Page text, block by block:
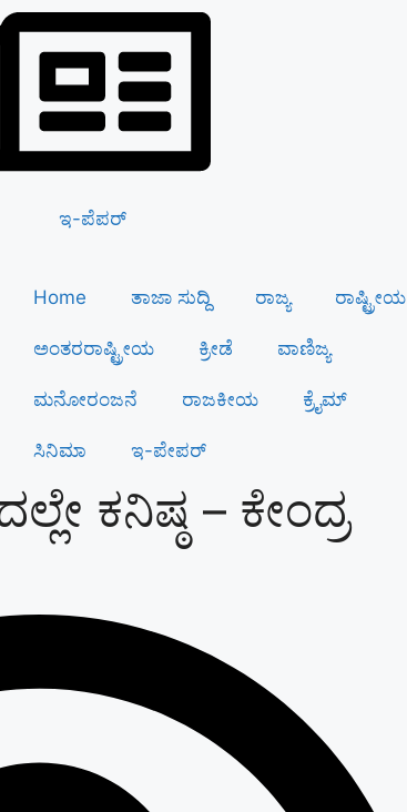
ಇ-ಪೆಪರ್
Home ತಾಜಾ ಸುದ್ದಿ ರಾಜ್ಯ ರಾಷ್ಟ್ರೀಯ
ಅಂತರರಾಷ್ಟ್ರೀಯ ಕ್ರೀಡೆ ವಾಣಿಜ್ಯ
ಮನೋರಂಜನೆ ರಾಜಕೀಯ ಕ್ರೈಮ್
ಸಿನಿಮಾ ಇ-ಪೇಪರ್
ಕನಿಷ್ಠ – ಕೇಂದ್ರ